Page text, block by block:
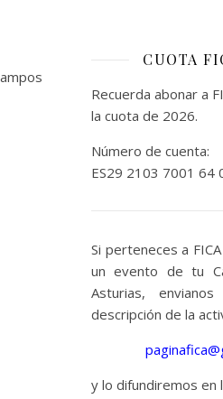
CUOTA
Recuerda abonar a
la cuota de 2026.
Número de cuenta:
ES29 2103 7001 64
Si perteneces a
un evento de tu
Asturias,
descripción de la
y lo difundiremos en